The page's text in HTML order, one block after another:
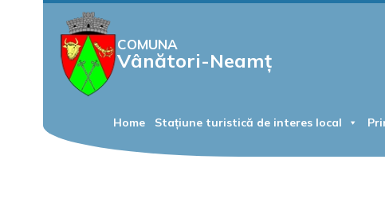
COMUNA
Vânători-Neamț
Home Stațiune turistică de interes local